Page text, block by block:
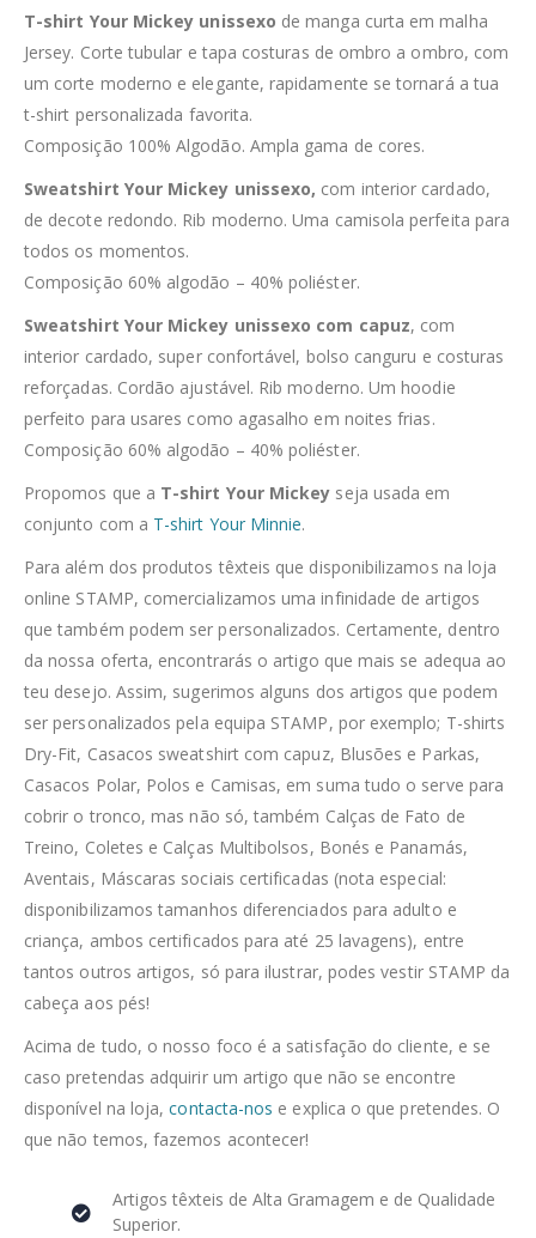
T-shirt Your Mickey unissexo de manga curta em malha
Jersey. Corte tubular e tapa costuras de ombro a ombro, com
um corte moderno e elegante, rapidamente se tornará a tua
t-shirt personalizada favorita.
Composição 100% Algodão. Ampla gama de cores.
Sweatshirt Your Mickey unissexo, com interior cardado,
de decote redondo. Rib moderno. Uma camisola perfeita para
todos os momentos.
Composição 60% algodão – 40% poliéster.
Sweatshirt Your Mickey unissexo com capuz, com
interior cardado, super confortável, bolso canguru e costuras
reforçadas. Cordão ajustável. Rib moderno. Um hoodie
perfeito para usares como agasalho em noites frias.
Composição 60% algodão – 40% poliéster.
Propomos que a T-shirt Your Mickey seja usada em
conjunto com a T-shirt Your Minnie.
Para além dos produtos têxteis que disponibilizamos na loja
online STAMP, comercializamos uma infinidade de artigos
que também podem ser personalizados. Certamente, dentro
da nossa oferta, encontrarás o artigo que mais se adequa ao
teu desejo. Assim, sugerimos alguns dos artigos que podem
ser personalizados pela equipa STAMP, por exemplo; T-shirts
Dry-Fit, Casacos sweatshirt com capuz, Blusões e Parkas,
Casacos Polar, Polos e Camisas, em suma tudo o serve para
cobrir o tronco, mas não só, também Calças de Fato de
Treino, Coletes e Calças Multibolsos, Bonés e Panamás,
Aventais, Máscaras sociais certificadas (nota especial:
disponibilizamos tamanhos diferenciados para adulto e
criança, ambos certificados para até 25 lavagens), entre
tantos outros artigos, só para ilustrar, podes vestir STAMP da
cabeça aos pés!
Acima de tudo, o nosso foco é a satisfação do cliente, e se
caso pretendas adquirir um artigo que não se encontre
disponível na loja,contacta-nos e explica o que pretendes. O
que não temos, fazemos acontecer!
Artigos têxteis de Alta Gramagem e de Qualidade
Superior.